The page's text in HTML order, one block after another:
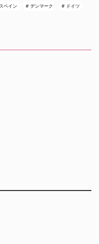
スペイン デンマーク ドイツ